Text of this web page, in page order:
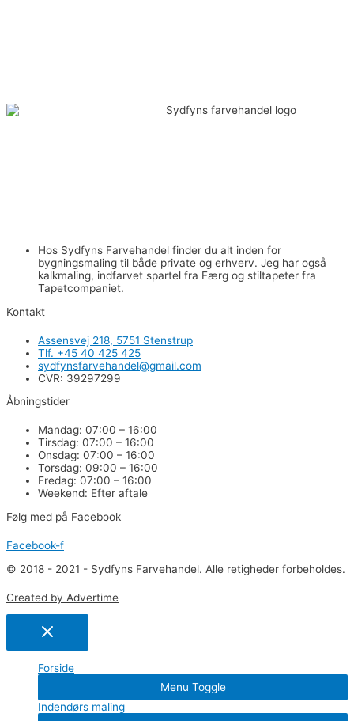
Hos Sydfyns Farvehandel finder du alt inden for
bygningsmaling til både private og erhverv. Jeg har også
kalkmaling, indfarvet spartel fra Færg og stiltapeter fra
Tapetcompaniet.
Kontakt
Assensvej 218, 5751 Stenstrup​
Tlf. +45 40 425 425​
sydfynsfarvehandel@gmail.com​
CVR: 39297299​
Åbningstider
Mandag: 07:00 – 16:00
Tirsdag: 07:00 – 16:00
Onsdag: 07:00 – 16:00
Torsdag: 09:00 – 16:00
Fredag: 07:00 – 16:00
Weekend: Efter aftale
Følg med på Facebook
Facebook-f
© 2018 - 2021 - Sydfyns Farvehandel. Alle retigheder forbeholdes.
Created by Advertime
Forside
Menu Toggle
Indendørs maling